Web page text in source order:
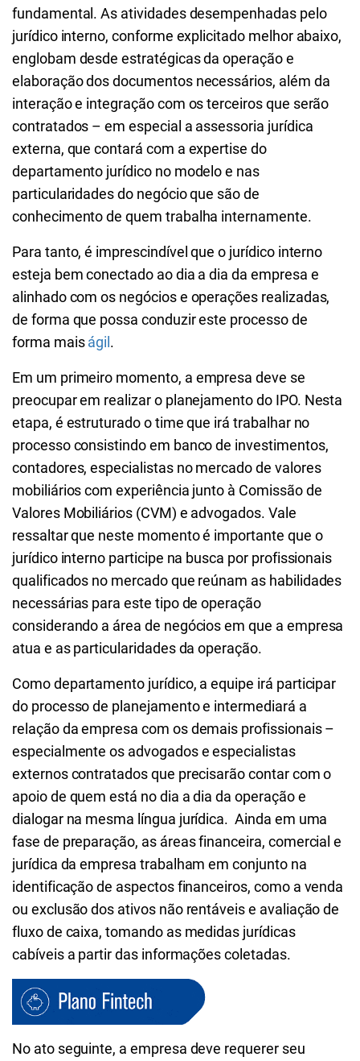
fundamental. As atividades desempenhadas pelo
jurídico interno, conforme explicitado melhor abaixo,
englobam desde estratégicas da operação e
elaboração dos documentos necessários, além da
interação e integração com os terceiros que serão
contratados – em especial a assessoria jurídica
externa, que contará com a expertise do
departamento jurídico no modelo e nas
particularidades do negócio que são de
conhecimento de quem trabalha internamente.
Para tanto, é imprescindível que o jurídico interno
esteja bem conectado ao dia a dia da empresa e
alinhado com os negócios e operações realizadas,
de forma que possa conduzir este processo de
forma maiságil .
Em um primeiro momento, a empresa deve se
preocupar em realizar o planejamento do IPO. Nesta
etapa, é estruturado o time que irá trabalhar no
processo consistindo em banco de investimentos,
contadores, especialistas no mercado de valores
mobiliários com experiência junto à Comissão de
Valores Mobiliários (CVM) e advogados. Vale
ressaltar que neste momento é importante que o
jurídico interno participe na busca por profissionais
qualificados no mercado que reúnam as habilidades
necessárias para este tipo de operação
considerando a área de negócios em que a empresa
atua e as particularidades da operação.
Como departamento jurídico, a equipe irá participar
do processo de planejamento e intermediará a
relação da empresa com os demais profissionais –
especialmente os advogados e especialistas
externos contratados que precisarão contar com o
apoio de quem está no dia a dia da operação e
dialogar na mesma língua jurídica. Ainda em uma
fase de preparação, as áreas financeira, comercial e
jurídica da empresa trabalham em conjunto na
identificação de aspectos financeiros, como a venda
ou exclusão dos ativos não rentáveis e avaliação de
fluxo de caixa, tomando as medidas jurídicas
cabíveis a partir das informações coletadas.
No ato seguinte, a empresa deve requerer seu